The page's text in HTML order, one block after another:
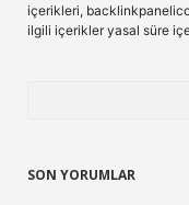
içerikleri,
ilgili içerikler yasal süre
SON YORUMLAR